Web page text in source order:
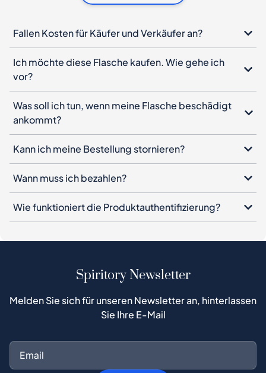
Fallen Kosten für Käufer und Verkäufer an?
Ich möchte diese Flasche kaufen. Wie gehe ich
vor?
Was soll ich tun, wenn meine Flasche beschädigt
ankommt?
Kann ich meine Bestellung stornieren?
Wann muss ich bezahlen?
Wie funktioniert die Produktauthentifizierung?
Spiritory Newsletter
Melden Sie sich für unseren Newsletter an, hinterlassen
Sie Ihre E-Mail